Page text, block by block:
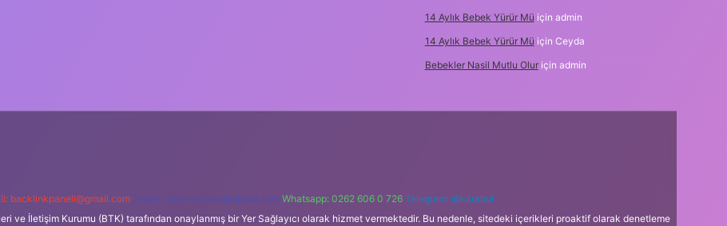
14 Aylık Bebek Yürür Mü için admin
14 Aylık Bebek Yürür Mü için Ceyda
Bebekler Nasil Mutlu Oluriçin admin
backlinkpaneli@gmail.com Teams: forumhizmeti@gmail.com Whatsapp: 0262 606 0 726 Telegram: @karabul
ve İletişim Kurumu (BTK) tarafından onaylanmış bir Yer Sağlayıcı olarak hizmet vermektedir. Bu nedenle, sitedeki içerikleri proaktif olarak denetleme